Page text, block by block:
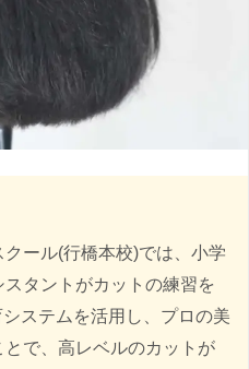
ール(行橋本校)では、小学
タントがカットの練習を
ステムを活用し、プロの美
で、高レベルのカットが